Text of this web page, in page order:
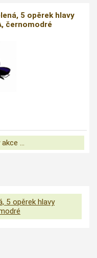
5 opěrek hlavy
černomodré
...
5 opěrek hlavy